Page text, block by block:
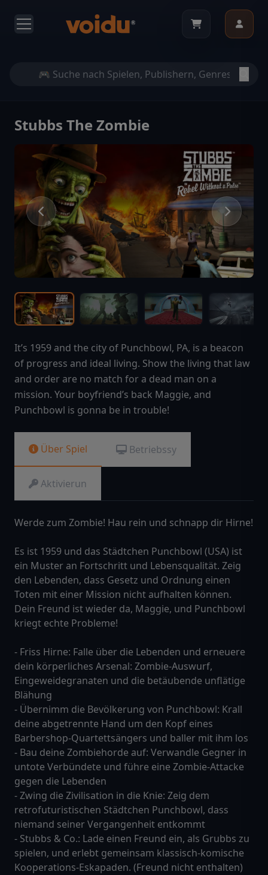
Stubbs The Zombie
It’s 1959 and the city of Punchbowl, PA, is a beacon
of progress and ideal living. Show the living that law
and order are no match for a dead man on a
mission. Your boyfriend’s back Maggie, and
Punchbowl is gonna be in trouble!
Über Spiel Betriebssy
Aktivierun
Werde zum Zombie! Hau rein und schnapp dir Hirne!
Es ist 1959 und das Städtchen Punchbowl (USA) ist
ein Muster an Fortschritt und Lebensqualität. Zeig
den Lebenden, dass Gesetz und Ordnung einen
Toten mit einer Mission nicht aufhalten können.
Dein Freund ist wieder da, Maggie, und Punchbowl
kriegt echte Probleme!
- Friss Hirne: Falle über die Lebenden und erneuere
dein körperliches Arsenal: Zombie-Auswurf,
Eingeweidegranaten und die betäubende unflätige
Blähung
- Übernimm die Bevölkerung von Punchbowl: Krall
deine abgetrennte Hand um den Kopf eines
Barbershop-Quartettsängers und baller mit ihm los
- Bau deine Zombiehorde auf: Verwandle Gegner in
untote Verbündete und führe eine Zombie-Attacke
gegen die Lebenden
- Zwing die Zivilisation in die Knie: Zeig dem
retrofuturistischen Städtchen Punchbowl, dass
niemand seiner Vergangenheit entkommt
- Stubbs & Co.: Lade einen Freund ein, als Grubbs zu
spielen, und erlebt gemeinsam klassisch-komische
Kooperations-Eskapaden. (Freund nicht enthalten)